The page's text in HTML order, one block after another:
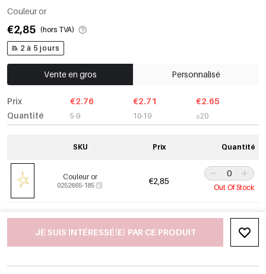
Couleur or
€2,85 (hors TVA)
2 à 5 jours
Vente en gros Personnalisé
Prix
Quantité
€2.76
5-9
€2.71
10-19
€2.65
≥20
SKU Prix Quantité
Couleur or
0252665-185 €2,85
Out Of Stock
JE SUIS INTÉRESSÉ(E) PAR CE PRODUIT